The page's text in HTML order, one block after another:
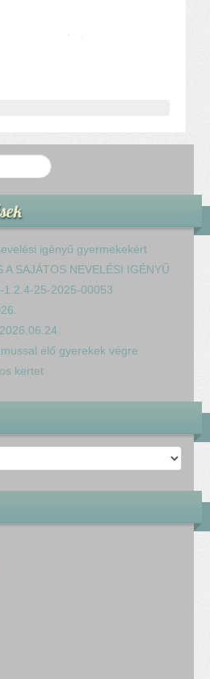
Baleset megelőzés
Egészségfejlesztés
iskolai rendezvény
00053
igényű gyermekekért
A SAJÁTOS NEVELÉSI IGÉNYŰ
1.2.4-25-2025-00053
élő gyerekek végre
kertet